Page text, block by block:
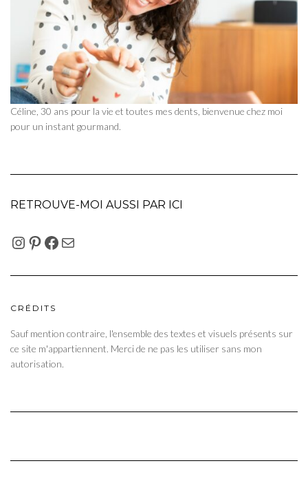
Céline, 30 ans pour la vie et toutes mes dents, bienvenue chez moi
pour un instant gourmand.
RETROUVE-MOI AUSSI PAR ICI
INSTAGRAM
PINTEREST
FACEBOOK
E-MAIL
CRÉDITS
Sauf mention contraire, l'ensemble des textes et visuels présents sur
ce site m'appartiennent. Merci de ne pas les utiliser sans mon
autorisation.